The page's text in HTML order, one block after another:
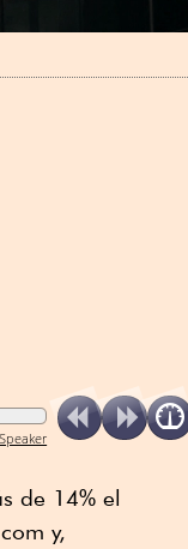
de 14% el
y,